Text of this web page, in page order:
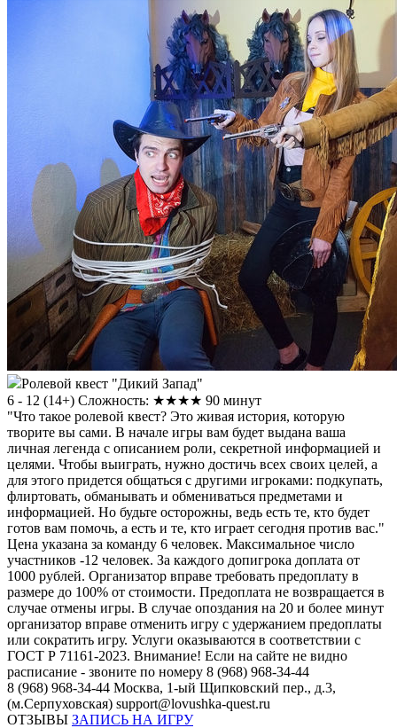
Ролевой квест "Дикий Запад"
6 - 12 (14+) Сложность: ★★★★ 90 минут
"Что такое ролевой квест? Это живая история, которую
творите вы сами. В начале игры вам будет выдана ваша
личная легенда с описанием роли, секретной информацией и
целями. Чтобы выиграть, нужно достичь всех своих целей, а
для этого придется общаться с другими игроками: подкупать,
флиртовать, обманывать и обмениваться предметами и
информацией. Но будьте осторожны, ведь есть те, кто будет
готов вам помочь, а есть и те, кто играет сегодня против вас."
Цена указана за команду 6 человек. Максимальное число
участников -12 человек. За каждого допигрока доплата от
1000 рублей. Организатор вправе требовать предоплату в
размере до 100% от стоимости. Предоплата не возвращается в
случае отмены игры. В случае опоздания на 20 и более минут
организатор вправе отменить игру с удержанием предоплаты
или сократить игру. Услуги оказываются в соответствии с
ГОСТ Р 71161-2023. Внимание! Если на сайте не видно
расписание - звоните по номеру 8 (968) 968-34-44
8 (968) 968-34-44 Москва, 1-ый Щипковский пер., д.3,
(м.Серпуховская) support@lovushka-quest.ru
ОТЗЫВЫ ЗАПИСЬ НА ИГРУ